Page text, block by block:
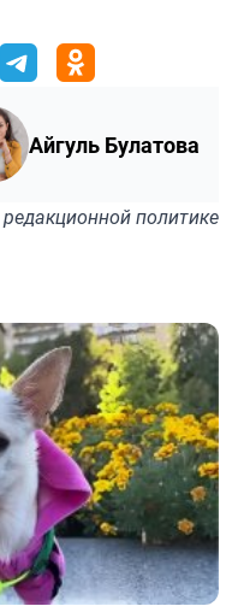
Айгуль Булатова
редакционной политике